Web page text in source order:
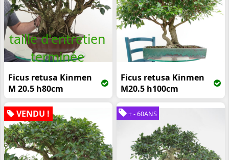
taille d'entretien
terminée
Ficus retusa Kinmen
M 20.5 h80cm
Ficus retusa Kinmen
M20.5 h100cm
VENDU ! + - 60ANS